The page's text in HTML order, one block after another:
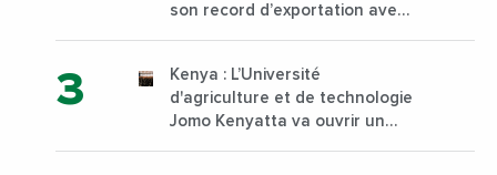
son record d’exportation avec
Kenya : L’Université
d'agriculture et de technologie
Jomo Kenyatta va ouvrir un